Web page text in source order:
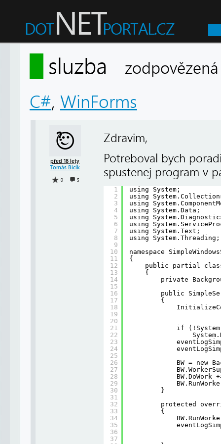
sluzba
C#, WinForms
před 18 lety
Tomáš Bičík
0 5
Zdravim,
Potreboval bych
spustenej program v
1
2
3
4
5
6
7
8
9
10
11
12
13
14
15
16
17
18
19
20
21
22
23
24
25
26
27
28
29
30
31
32
33
34
35
36
37
using System;
using
using
using System.Data;
using
using
using System.Text;
using System.Threading;
namespace
{
public partial class
{
private
public
{
if
BW = new
BW.DoWork
}
protected
{